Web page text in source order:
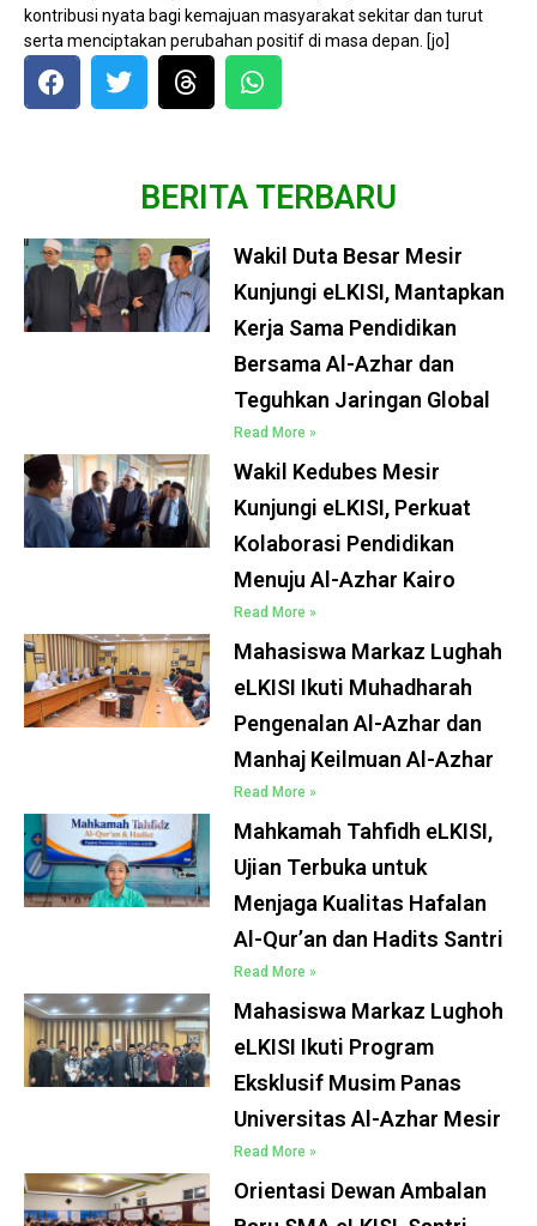
kontribusi nyata bagi kemajuan masyarakat sekitar dan turut
serta menciptakan perubahan positif di masa depan. [jo]
BERITA TERBARU
Wakil Duta Besar Mesir
Kunjungi eLKISI, Mantapkan
Kerja Sama Pendidikan
Bersama Al-Azhar dan
Teguhkan Jaringan Global
Read More »
Wakil Kedubes Mesir
Kunjungi eLKISI, Perkuat
Kolaborasi Pendidikan
Menuju Al-Azhar Kairo
Read More »
Mahasiswa Markaz Lughah
eLKISI Ikuti Muhadharah
Pengenalan Al-Azhar dan
Manhaj Keilmuan Al-Azhar
Read More »
Mahkamah Tahfidh eLKISI,
Ujian Terbuka untuk
Menjaga Kualitas Hafalan
Al-Qur’an dan Hadits Santri
Read More »
Mahasiswa Markaz Lughoh
eLKISI Ikuti Program
Eksklusif Musim Panas
Universitas Al-Azhar Mesir
Read More »
Orientasi Dewan Ambalan